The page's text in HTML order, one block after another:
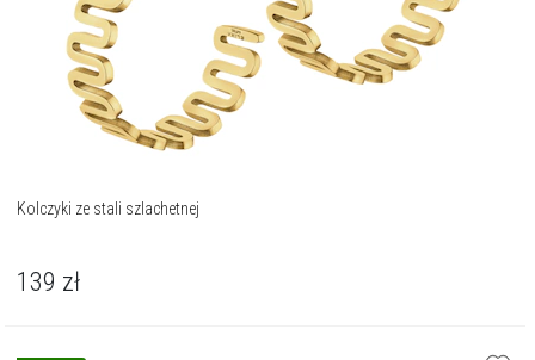
Kolczyki ze stali szlachetnej
139 zł